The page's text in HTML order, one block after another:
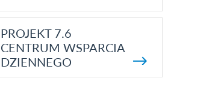
PROJEKT 7.6
CENTRUM WSPARCIA
DZIENNEGO